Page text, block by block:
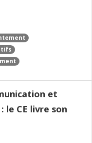
et
le CE livre son